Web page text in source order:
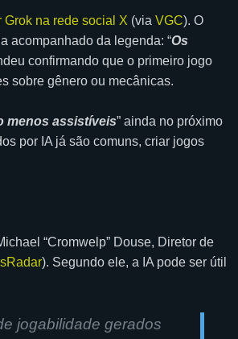
Grok na rede social X (via VGC). O
acompanhado da legenda: “Os
confirmando que o primeiro jogo
sobre gênero ou mecânicas.
menos assistíveis” ainda no próximo
por IA já são comuns, criar jogos
“Cromwelp” Douse, Diretor de
). Segundo ele, a IA pode ser útil
jogabilidade gerados